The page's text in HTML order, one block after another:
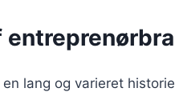
lang og varieret